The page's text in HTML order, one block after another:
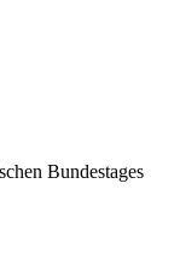
Bundestages